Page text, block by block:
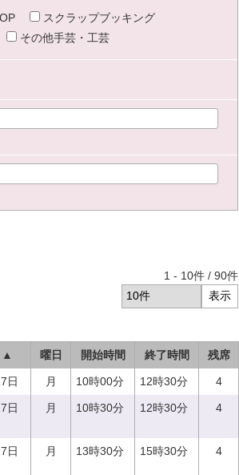
スクラップブッキング
その他手芸・工芸
1 - 10件 / 90件
▲ 曜日 開始時間 終了時間 残席
日 月 10時00分 12時30分 4
日 月 10時30分 12時30分 4
日 月 13時30分 15時30分 4